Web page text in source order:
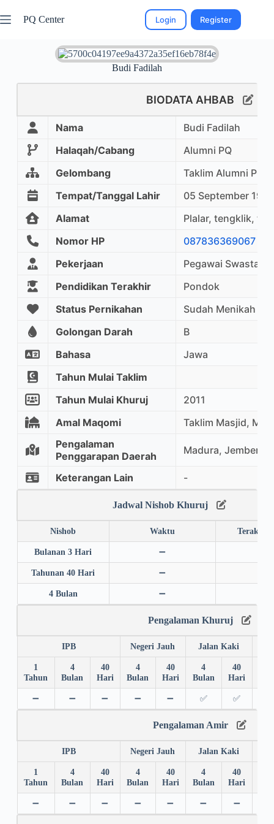
PQ Center Login Register
Budi Fadilah
BIODATA AHBAB
Nama
Budi Fadilah
Halaqah/Cabang
Alumni PQ
Gelombang
Taklim Alumni PQ
Tempat/Tanggal Lahir
05 September 1999
Alamat
Plalar, tengklik,
Nomor HP
087836369067
Pekerjaan
Pegawai Swasta
Pendidikan Terakhir
Pondok
Status Pernikahan
Sudah Menikah
Golongan Darah
B
Bahasa
Jawa
Tahun Mulai Taklim
Tahun Mulai Khuruj
2011
Amal Maqomi
Taklim Masjid,
Pengalaman
Penggarapan Daerah
Madura, Jember,
Keterangan Lain -
Jadwal Nishob Khuruj
Nishob Waktu Terakhir
Bulanan 3 Hari ➖
Tahunan 40 Hari ➖
4 Bulan ➖
Pengalaman Khuruj
IPB Negeri Jauh Jalan Kaki
1
Tahun
4
Bulan
40
Hari
4
Bulan
40
Hari
4
Bulan
40
Hari
➖ ➖ ➖ ➖ ➖ ✅ ✅
Pengalaman Amir
IPB Negeri Jauh Jalan Kaki
1
Tahun
4
Bulan
40
Hari
4
Bulan
40
Hari
4
Bulan
40
Hari
➖ ➖ ➖ ➖ ➖ ➖ ➖